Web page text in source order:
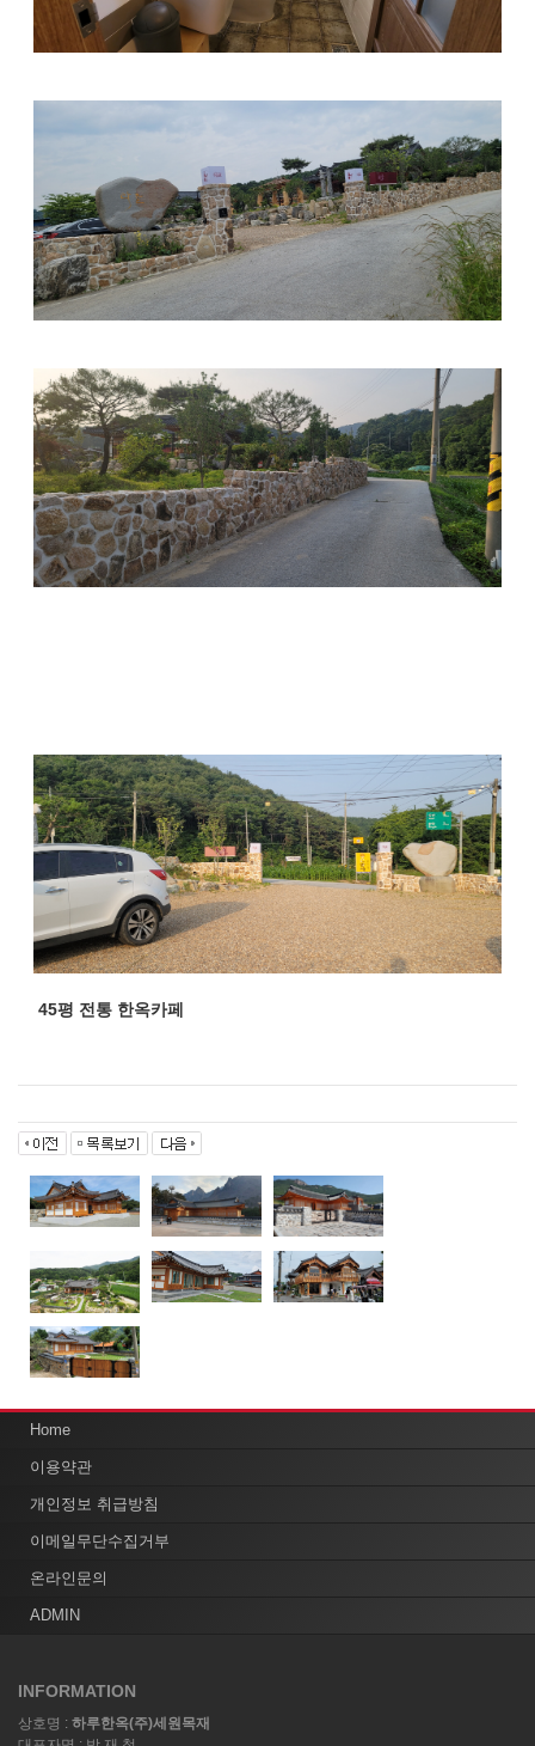
45평 전통 한옥카페
Home
이용약관
개인정보 취급방침
이메일무단수집거부
온라인문의
ADMIN
INFORMATION
상호명 : 하루한옥(주)세원목재